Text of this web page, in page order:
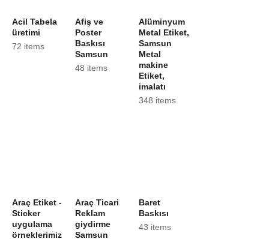
Acil Tabela
üretimi
72 items
Afiş ve
Poster
Baskısı
Samsun
48 items
Alüminyum
Metal Etiket,
Samsun
Metal
makine
Etiket,
imalatı
348 items
Araç Etiket -
Sticker
uygulama
örneklerimiz
Araç Ticari
Reklam
giydirme
Samsun
Baret
Baskısı
43 items